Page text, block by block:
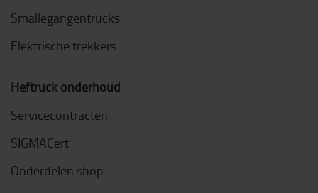
Smallegangentrucks
Elektrische trekkers
Heftruck onderhoud
Servicecontracten
SIGMACert
Onderdelen shop